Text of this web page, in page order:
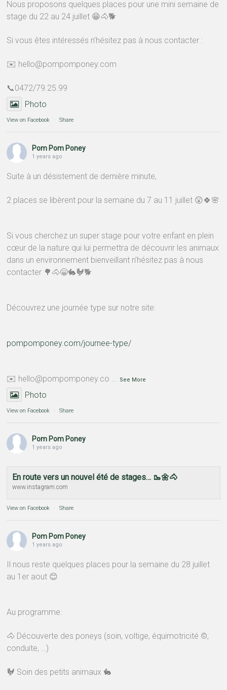
Nous proposons quelques places pour une mini semaine de
stage du 22 au 24 juillet 😁🐴🐕
Si vous êtes intéressés n’hésitez pas à nous contacter :
✉️ hello@pompomponey.com
📞0472/79.25.99
Photo
View on Facebook · Share
Pom Pom Poney
1 years ago
Suite à un désistement de dernière minute,
2 places se libèrent pour la semaine du 7 au 11 juillet 😲🍀🌸
Si vous cherchez un super stage pour votre enfant en plein
cœur de la nature qui lui permettra de découvrir les animaux
dans un environnement bienveillant n’hésitez pas à nous
contacter 🌳🐴😁🐇🐓🐕
Découvrez une journée type sur notre site:
pompomponey.com/journee-type/
✉️ hello@pompomponey.co See More
Photo
View on Facebook · Share
Pom Pom Poney
1 years ago
En route vers un nouvel été de stages… 🥾🌼🐴
www.instagram.com
View on Facebook · Share
Pom Pom Poney
1 years ago
Il nous reste quelques places pour la semaine du 28 juillet
au 1er aout 😊
Au programme:
🐴 Découverte des poneys (soin, voltige, équimotricité ©,
conduite, …)
🐓 Soin des petits animaux 🐇